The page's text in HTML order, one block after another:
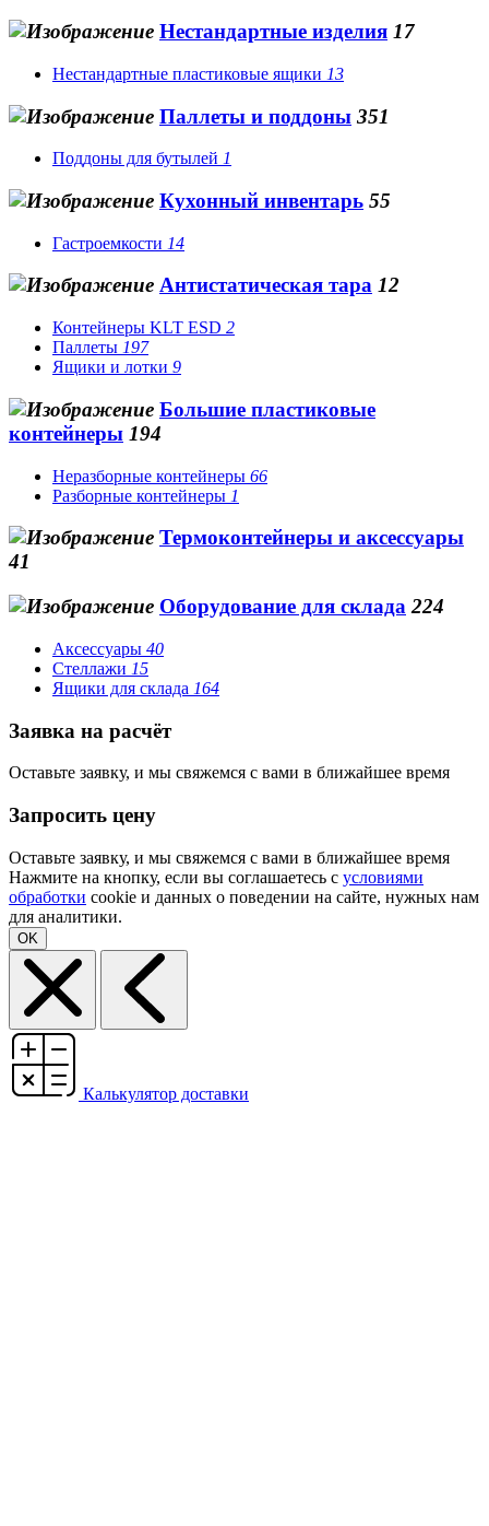
Нестандартные изделия 17
Нестандартные пластиковые ящики 13
Паллеты и поддоны 351
Поддоны для бутылей 1
Кухонный инвентарь 55
Гастроемкости 14
Антистатическая тара 12
Контейнеры KLT ESD 2
Паллеты 197
Ящики и лотки 9
Большие пластиковые
контейнеры 194
Неразборные контейнеры 66
Разборные контейнеры 1
Термоконтейнеры и аксессуары
41
Оборудование для склада 224
Аксессуары 40
Стеллажи 15
Ящики для склада 164
Заявка на расчёт
Оставьте заявку, и мы свяжемся с вами в ближайшее время
Запросить цену
Оставьте заявку, и мы свяжемся с вами в ближайшее время
Нажмите на кнопку, если вы соглашаетесь с условиями
обработки cookie и данных о поведении на сайте, нужных нам
для аналитики.
OK
Калькулятор доставки